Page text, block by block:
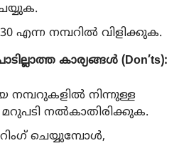
എന്ന നമ്പറിൽ വിളിക്കുക.
കാര്യങ്ങൾ (Don’ts):
നമ്പറുകളിൽ നിന്നുള്ള
നൽകാതിരിക്കുക.
ചെയ്യുമ്പോൾ,